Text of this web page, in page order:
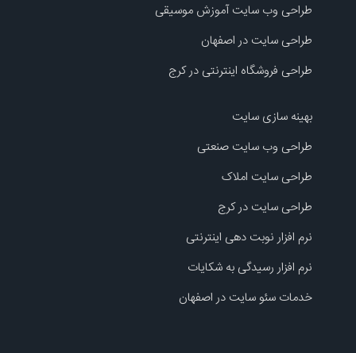
طراحی وب سایت آموزش موسیقی
طراحی سایت در اصفهان
طراحی فروشگاه اینترنتی در کرج
بهینه سازی سایت
طراحی وب سایت صنعتی
طراحی سایت املاک
طراحی سایت در کرج
نرم افزار نوبت دهی اینترنتی
نرم افزار رسیدگی به شکایات
خدمات سئو سایت در اصفهان